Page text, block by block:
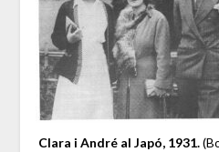
Clara i André al Japó, 1931.